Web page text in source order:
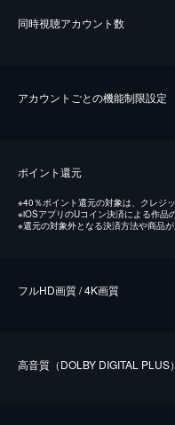
同時視聴アカウント数
アカウントごとの機能制限設定
ポイント還元
※40％ポイント還元の対象は、クレジ
※iOSアプリのUコイン決済による作品
※還元の対象外となる決済方法や商品
フルHD画質 / 4K画質
⾼⾳質（DOLBY DIGITAL PLUS）